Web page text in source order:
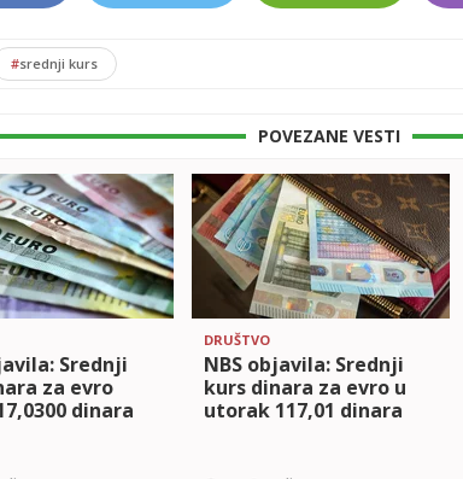
#srednji kurs
POVEZANE VESTI
Srednji
za evro
dinara
DRUŠTVO
NBS objavila: Srednji
kurs dinara za evro u
utorak 117,01 dinara